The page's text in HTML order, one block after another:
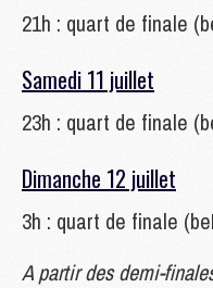
21h : quart de finale
Samedi 11 juillet
23h : quart de finale
Dimanche 12 juillet
3h : quart de finale
A partir des demi-